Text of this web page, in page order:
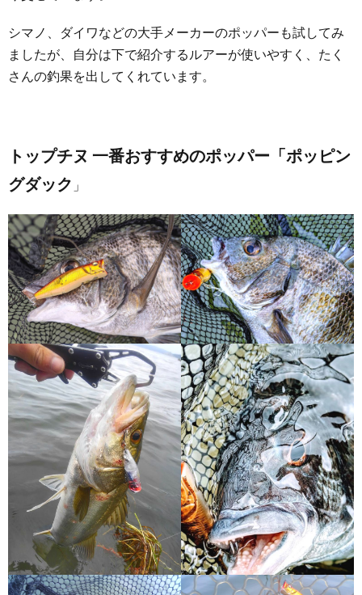
シマノ、ダイワなどの大手メーカーのポッパーも試してみ
ましたが、自分は下で紹介するルアーが使いやすく、たく
さんの釣果を出してくれています。
トップチヌ 一番おすすめのポッパー「ポッピン
グダック 」